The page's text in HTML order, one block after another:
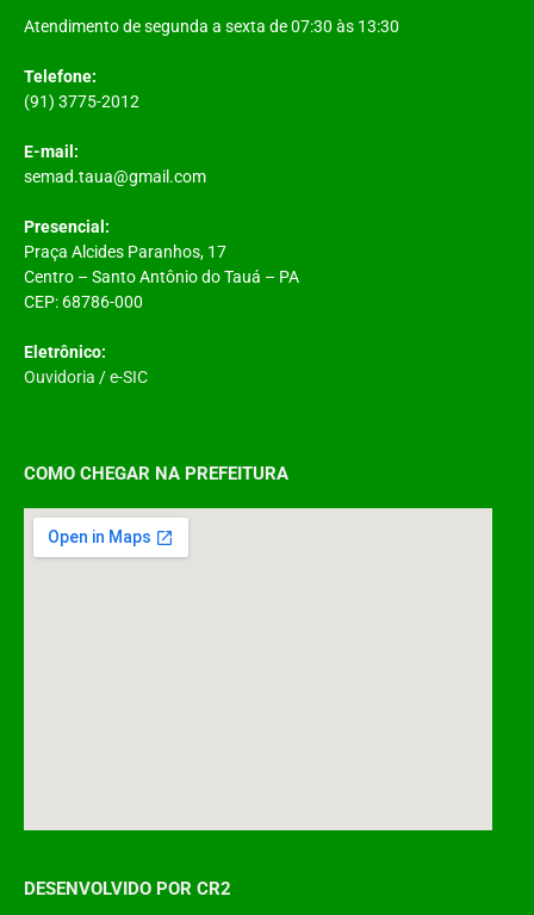
Atendimento de segunda a sexta de 07:30 às 13:30
Telefone:
(91) 3775-2012
E-mail:
semad.taua@gmail.com
Presencial:
Praça Alcides Paranhos, 17
Centro – Santo Antônio do Tauá – PA
CEP: 68786-000
Eletrônico:
Ouvidoria /e-SIC
COMO CHEGAR NA PREFEITURA
DESENVOLVIDO POR CR2